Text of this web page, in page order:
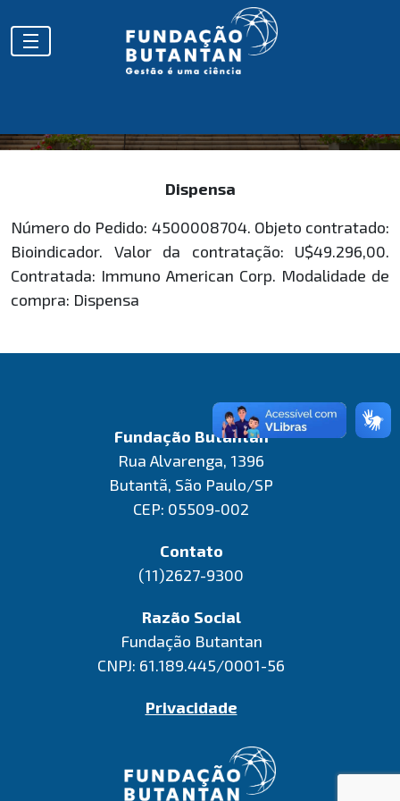
HOMOLOGAÇÕES
Dispensa
Número do Pedido: 4500008704. Objeto contratado:
Bioindicador. Valor da contratação: U$49.296,00.
Contratada: Immuno American Corp. Modalidade de
compra: Dispensa
Fundação Butantan
Rua Alvarenga, 1396
Butantã, São Paulo/SP
CEP: 05509-002
Contato
(11)2627-9300
Razão Social
Fundação Butantan
CNPJ: 61.189.445/0001-56
Privacidade